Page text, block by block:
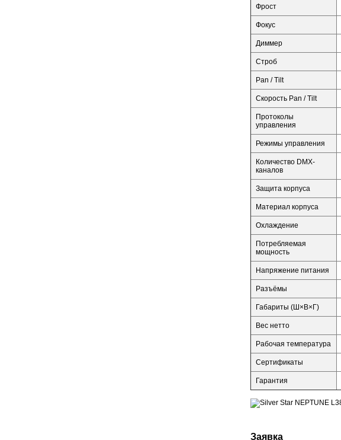
Фрост
Фокус
Диммер
Строб
Pan / Tilt
Скорость Pan / Tilt
Протоколы
управления
Режимы управления
Количество DMX-
каналов
Защита корпуса
Материал корпуса
Охлаждение
Потребляемая
мощность
Напряжение питания
Разъёмы
Габариты (Ш×В×Г)
Вес нетто
Рабочая температура
Сертификаты
Гарантия
Заявка